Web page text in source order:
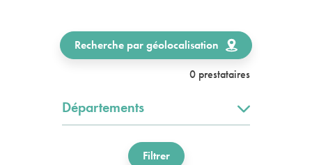
Recherche par géolocalisation
0 prestataires
Départements
Filtrer